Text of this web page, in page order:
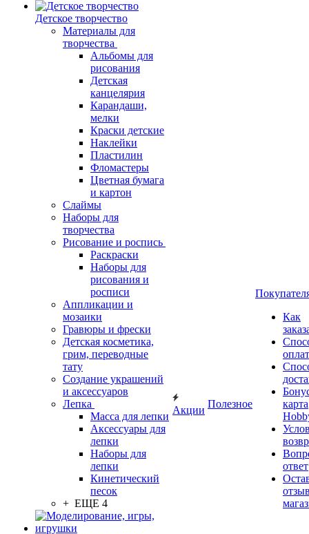
Детское творчество
Материалы для
творчества
Альбомы для
рисования
Детская
канцелярия
Карандаши,
мелки
Краски детские
Наклейки
Пластилин
Фломастеры
Цветная бумага
и картон
Слаймы
Наборы для
творчества
Рисование и роспись
Раскраски
Наборы для
рисования и
росписи
Аппликации и
мозаики
Гравюры и фрески
Детская косметика,
грим, переводные
тату
Создание украшений
и аксессуаров
Лепка
Масса для лепки
Аксессуары для
лепки
Наборы для
лепки
Кинетический
песок
+ ЕЩЕ 4
Акции
Полезное
Как
карта
ответ